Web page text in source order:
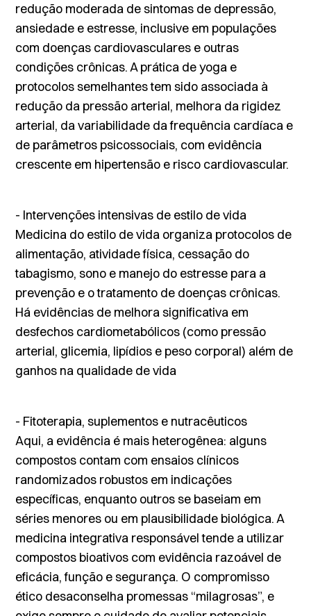
redução moderada de sintomas de depressão,
ansiedade e estresse, inclusive em populações
com doenças cardiovasculares e outras
condições crônicas. A prática de yoga e
protocolos semelhantes tem sido associada à
redução da pressão arterial, melhora da rigidez
arterial, da variabilidade da frequência cardíaca e
de parâmetros psicossociais, com evidência
crescente em hipertensão e risco cardiovascular.
- Intervenções intensivas de estilo de vida
Medicina do estilo de vida organiza protocolos de
alimentação, atividade física, cessação do
tabagismo, sono e manejo do estresse para a
prevenção e o tratamento de doenças crônicas.
Há evidências de melhora significativa em
desfechos cardiometabólicos (como pressão
arterial, glicemia, lipídios e peso corporal) além de
ganhos na qualidade de vida
- Fitoterapia, suplementos e nutracêuticos
Aqui, a evidência é mais heterogênea: alguns
compostos contam com ensaios clínicos
randomizados robustos em indicações
específicas, enquanto outros se baseiam em
séries menores ou em plausibilidade biológica. A
medicina integrativa responsável tende a utilizar
compostos bioativos com evidência razoável de
eficácia, função e segurança. O compromisso
ético desaconselha promessas “milagrosas”, e